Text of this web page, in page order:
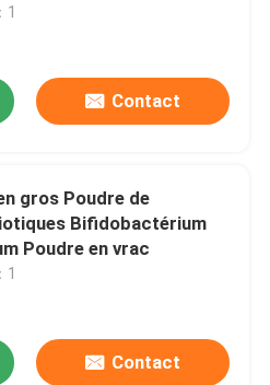
1
Contact
gros Poudre de
Bifidobactérium
Poudre en vrac
1
Contact